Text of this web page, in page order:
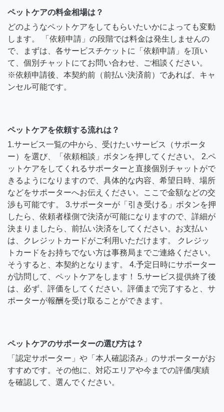
ペットケアの料金相場は？
どのようなペットケアをしてもらいたいかによっても変動
します。 「依頼申請」の段階では料金は発生しませんの
で、まずは、各サービスチケットに「依頼申請」を頂い
て、個別チャットにてお問い合わせ、ご相談ください。
※依頼申請後、本契約前（前払い決済前）であれば、キャ
ンセル可能です。
ペットケアを依頼する流れは？
1.サービス一覧の中から、受けたいサービス（サポータ
ー）を選び、「依頼相談」ボタンを押してください。 2.ペ
ットケアをしてくれるサポーターと直接個別チャットがで
きるようになりますので、具体的な内容、希望日時、場所
などをサポーターへお伝えください。ここで金額などの交
渉も可能です。 3.サポーターが「引き受ける」ボタンを押
したら、依頼者様側で決済が可能になりますので、詳細が
決まりましたら、前払い決済をしてください。お支払い
は、クレジットカードがご利用いただけます。 クレジッ
トカードをお持ちでない方は事務局までご連絡ください。
そうすると、本契約となります。 4.予定日時にサポーター
が訪問して、ペットケアをします！ 5.サービス提供終了後
は、必ず、評価をしてください。評価まで完了すると、サ
ポーターが報酬を受け取ることができます。
ペットケアのサポーターの選び方は？
「認定サポーター」や「本人確認済み」のサポーターがお
すすめです。その他に、対応エリアや今までの評価/実績
を確認して、選んでください。